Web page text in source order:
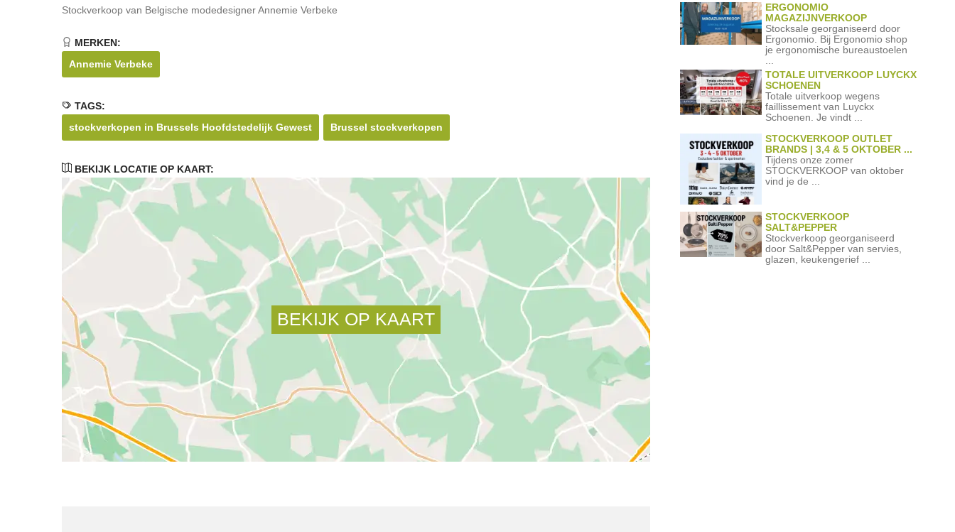
Stockverkoop van Belgische modedesigner Annemie Verbeke
MERKEN:
Annemie Verbeke
TAGS:
stockverkopen in Brussels Hoofdstedelijk Gewest
Brussel stockverkopen
BEKIJK LOCATIE OP KAART:
ERGONOMIO
MAGAZIJNVERKOOP
Stocksale georganiseerd door
Ergonomio. Bij Ergonomio shop
je ergonomische bureaustoelen
TOTALE UITVERKOOP LUYCKX
SCHOENEN
Totale uitverkoop wegens
faillissement van Luyckx
Schoenen. Je vindt ...
STOCKVERKOOP OUTLET
BRANDS | 3,4 & 5 OKTOBER ...
Tijdens onze zomer
STOCKVERKOOP van oktober
vind je de ...
STOCKVERKOOP
SALT&PEPPER
Stockverkoop georganiseerd
door Salt&Pepper van servies,
glazen, keukengerief ...